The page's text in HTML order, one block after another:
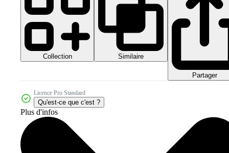
Collection Similaire
Partager
Licence Pro Standard
Qu'est-ce que c'est ?
Plus d'infos